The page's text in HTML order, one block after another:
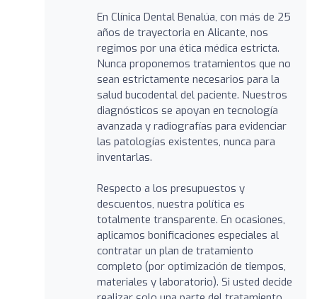
En Clínica Dental Benalúa, con más de 25
años de trayectoria en Alicante, nos
regimos por una ética médica estricta.
Nunca proponemos tratamientos que no
sean estrictamente necesarios para la
salud bucodental del paciente. Nuestros
diagnósticos se apoyan en tecnología
avanzada y radiografías para evidenciar
las patologías existentes, nunca para
inventarlas.
Respecto a los presupuestos y
descuentos, nuestra política es
totalmente transparente. En ocasiones,
aplicamos bonificaciones especiales al
contratar un plan de tratamiento
completo (por optimización de tiempos,
materiales y laboratorio). Si usted decide